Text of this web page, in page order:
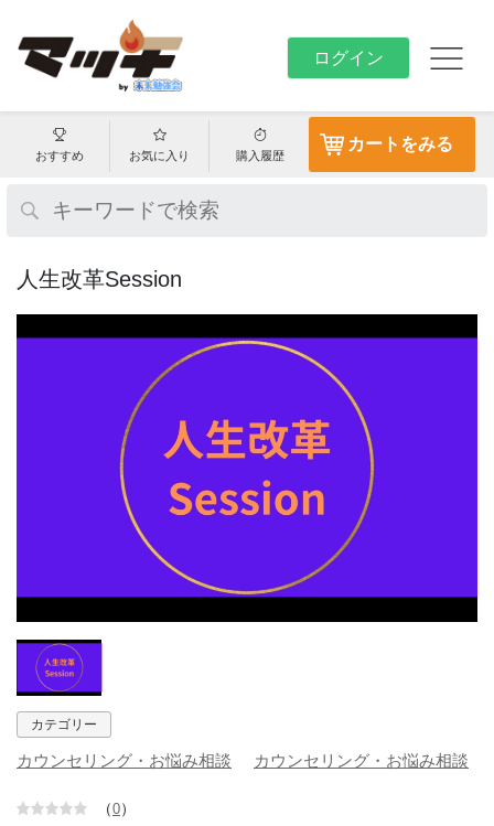
ログイン
おすすめ お気に入り 購入履歴
カートをみる
人生改革Session
カテゴリー
カウンセリング・お悩み相談 カウンセリング・お悩み相談
（0）